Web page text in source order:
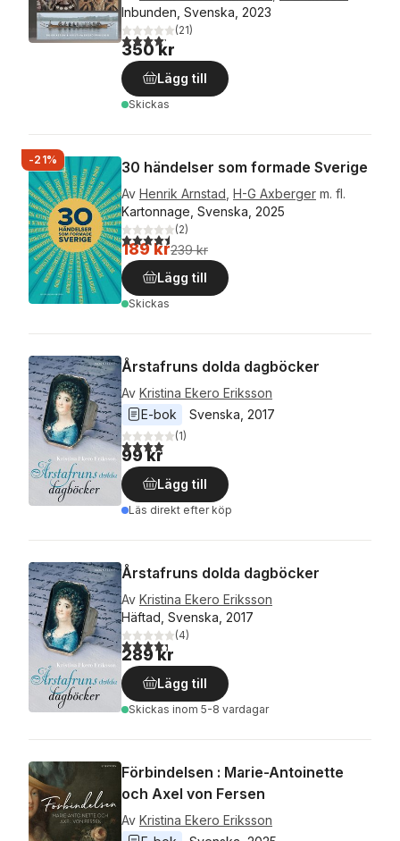
Inbunden, Svenska, 2023
4,2utav 5 stjärnor. Totalt antal röster:
(21)
350 kr
Lägg till
Skickas
-21% 30 händelser som formade Sverige
Av Henrik Arnstad H-G Axberger m. fl.
Kartonnage, Svenska, 2025
4,5utav 5 stjärnor. Totalt antal röster:
(2)
189 kr239 kr
Lägg till
Skickas
Årstafruns dolda dagböcker
Av Kristina Ekero Eriksson
E-bok
Svenska 2017
4,0utav 5 stjärnor. Totalt antal röster:
(1)
99 kr
Lägg till
Läs direkt efter köp
Årstafruns dolda dagböcker
Av Kristina Ekero Eriksson
Häftad, Svenska, 2017
4,3utav 5 stjärnor. Totalt antal röster:
(4)
289 kr
Lägg till
Skickas inom 5-8 vardagar
Förbindelsen : Marie-Antoinette
och Axel von Fersen
Av Kristina Ekero Eriksson